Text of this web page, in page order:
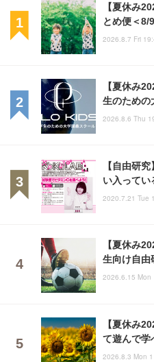
【夏休み
とめ便＜8/
2026.8.7 Fri
【夏休み
生のための
2026.8.6 Thu
【自由研
い入ってい
2020.7.21 Tue
【夏休み
生向け自由
2026.6.15 Mon
【夏休み
て遊んで学
2026.8.3 Mon